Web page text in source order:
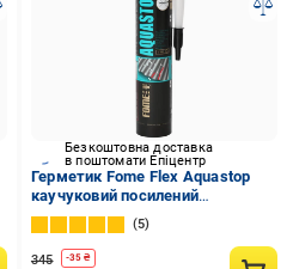
Безкоштовна доставка
в поштомати Епіцентр
Герметик Fome Flex Aquastop
каучуковий посилений
волокнами 300 мл Прозорий (01-
4-2-009)
5
345 -35 ₴